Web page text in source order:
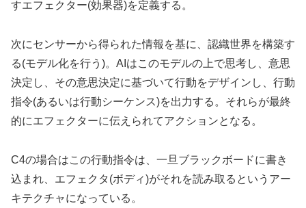
すエフェクター(効果器)を定義する。
次にセンサーから得られた情報を基に、認織世界を構築す
る(モデル化を行う)。AIはこのモデルの上で思考し、意思
決定し、その意思決定に基づいて行動をデザインし、行動
指令(あるいは行動シーケンス)を出力する。それらが最終
的にエフェクターに伝えられてアクションとなる。
C4の場合はこの行動指令は、一旦ブラックボードに書き
込まれ、エフェクタ(ボディ)がそれを読み取るというアー
キテクチャになっている。